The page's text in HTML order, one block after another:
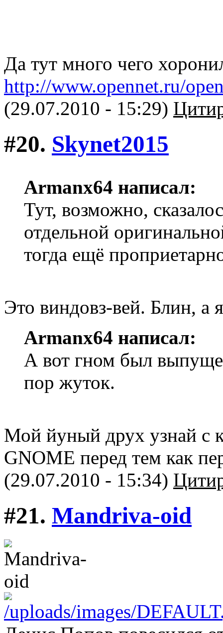
Да тут много чего
http://www.opennet.ru/
(29.07.2010 - 15:29)
#20. Skynet2015
Armanx64 написал:
Тут, возможно,
отдельной
тогда ещё
Это виндовз-вей. Блин, а
Armanx64 написал:
А вот гном был
пор жуток.
Мой йуный друх узнай с
GNOME перед тем как
(29.07.2010 - 15:34)
#21. Mandriva-oid